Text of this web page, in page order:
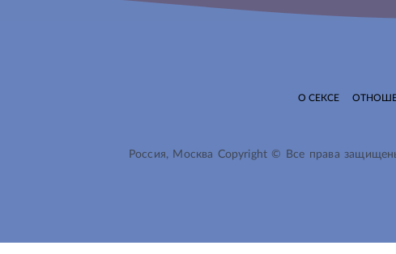
О СЕКСЕ
Россия, Москва Copyright © Все права